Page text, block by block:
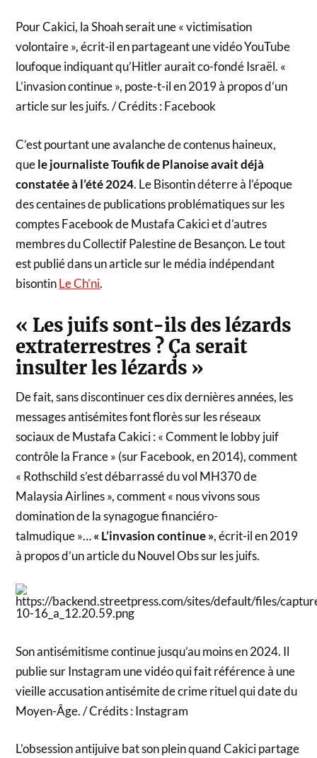
Pour Cakici, la Shoah serait une « victimisation
volontaire », écrit-il en partageant une vidéo YouTube
loufoque indiquant qu’Hitler aurait co-fondé Israël. «
L’invasion continue », poste-t-il en 2019 à propos d’un
article sur les juifs. / Crédits : Facebook
C’est pourtant une avalanche de contenus haineux,
quele journaliste Toufik de Planoise avait déjà
constatée à l’été 2024. Le Bisontin déterre à l’époque
des centaines de publications problématiques sur les
comptes Facebook de Mustafa Cakici et d’autres
membres du Collectif Palestine de Besançon. Le tout
est publié dans un article sur le média indépendant
bisontinLe Ch’ni.
« Les juifs sont-ils des lézards
extraterrestres ? Ça serait
insulter les lézards »
De fait, sans discontinuer ces dix dernières années, les
messages antisémites font florès sur les réseaux
sociaux de Mustafa Cakici : « Comment le lobby juif
contrôle la France » (sur Facebook, en 2014), comment
« Rothschild s’est débarrassé du vol MH370 de
Malaysia Airlines », comment « nous vivons sous
domination de la synagogue financiéro-
talmudique »…« L’invasion continue », écrit-il en 2019
à propos d’un article du Nouvel Obs sur les juifs.
Son antisémitisme continue jusqu’au moins en 2024. Il
publie sur Instagram une vidéo qui fait référence à une
vieille accusation antisémite de crime rituel qui date du
Moyen-Âge. / Crédits : Instagram
L’obsession antijuive bat son plein quand Cakici partage